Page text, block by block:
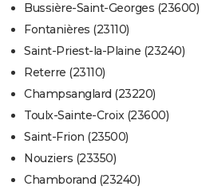
Bussière-Saint-Georges (23600)
Fontanières (23110)
Saint-Priest-la-Plaine (23240)
Reterre (23110)
Champsanglard (23220)
Toulx-Sainte-Croix (23600)
Saint-Frion (23500)
Nouziers (23350)
Chamborand (23240)